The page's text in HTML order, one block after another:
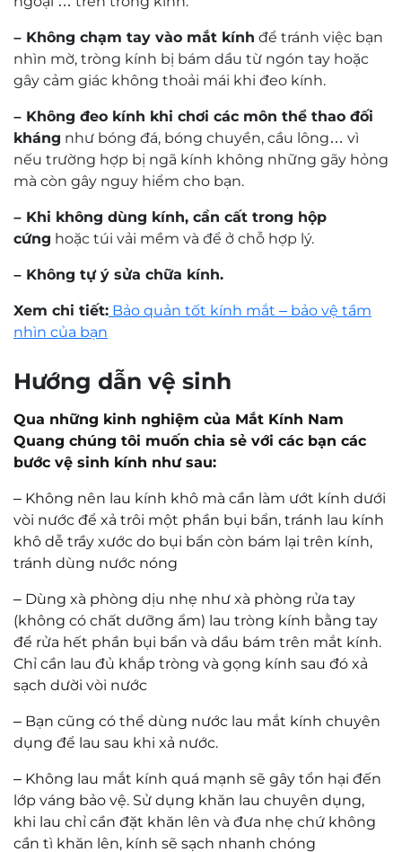
Mr. Nguyễn Trọng Nghĩa
Kỹ thuật viên khúc xạ Nguyễn Trọng Nghĩa
có trên 30 năm kinh nghiệm về đo khúc xạ và
mài lắp kính.